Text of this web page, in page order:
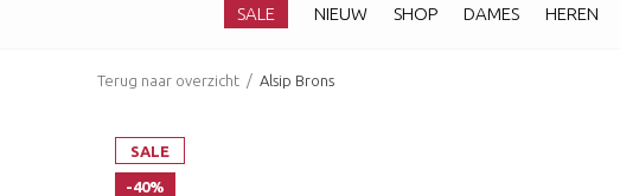
SALE NIEUW SHOP DAMES HEREN
Terug naar overzicht Alsip Brons
SALE
-40%